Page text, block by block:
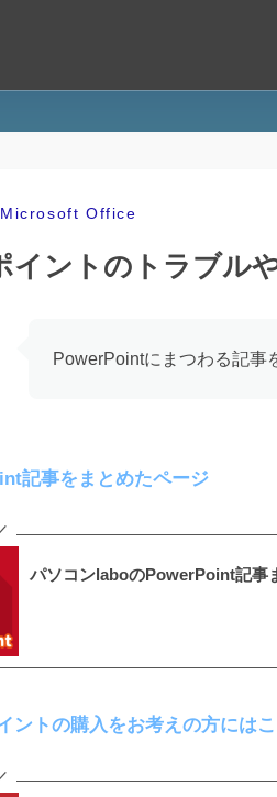
Microsoft Office
イントのトラブル
PowerPointにまつわる記事
記事をまとめたページ
パソコンlaboのPowerPoint記事
ントの購入をお考えの方には